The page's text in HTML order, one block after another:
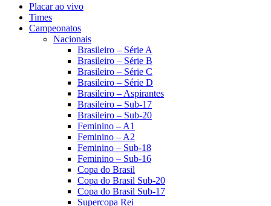
Placar ao vivo
Times
Campeonatos
Nacionais
Brasileiro – Série A
Brasileiro – Série B
Brasileiro – Série C
Brasileiro – Série D
Brasileiro – Aspirantes
Brasileiro – Sub-17
Brasileiro – Sub-20
Feminino – A1
Feminino – A2
Feminino – Sub-18
Feminino – Sub-16
Copa do Brasil
Copa do Brasil Sub-20
Copa do Brasil Sub-17
Supercopa Rei